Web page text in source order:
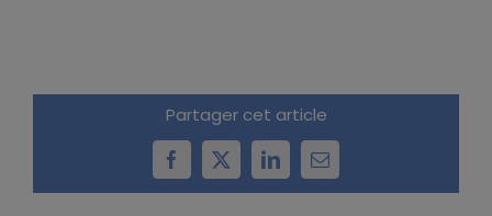
Partager cet article
Facebook
X LinkedInEmail